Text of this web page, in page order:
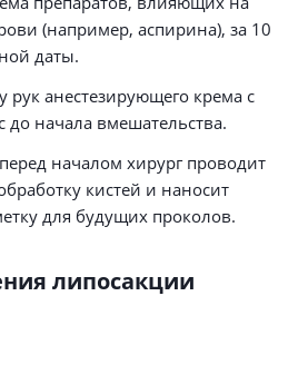
(например, аспирина), за 10
даты.
рук анестезирующего крема с
до начала вмешательства.
началом хирург проводит
кистей и наносит
для будущих проколов.
липосакции